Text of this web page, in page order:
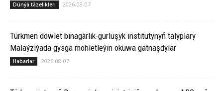
Dünýä täzelikleri 2026-08-07
Türkmen döwlet binagärlik-gurluşyk institutynyň talyplary
Malaýziýada gysga möhletleýin okuwa gatnaşdylar
Habarlar 2026-08-07